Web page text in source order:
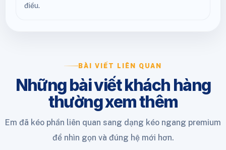
điều.
BÀI VIẾT LIÊN QUAN
Những bài viết khách hàng
thường xem thêm
Em đã kéo phần liên quan sang dạng kéo ngang premium
để nhìn gọn và đúng hệ mới hơn.